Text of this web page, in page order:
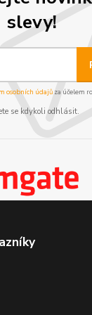
slevy!
osobních údajůza účelem
se kdykoli odhlásit.